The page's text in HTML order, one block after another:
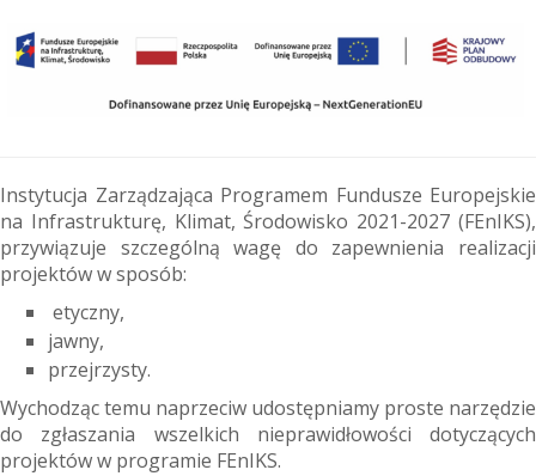
Instytucja Zarządzająca Programem Fundusze Europejskie
na Infrastrukturę, Klimat, Środowisko 2021-2027 (FEnIKS),
przywiązuje szczególną wagę do zapewnienia realizacji
projektów w sposób:
etyczny,
jawny,
przejrzysty.
Wychodząc temu naprzeciw udostępniamy proste narzędzie
do zgłaszania wszelkich nieprawidłowości dotyczących
projektów w programie FEnIKS.